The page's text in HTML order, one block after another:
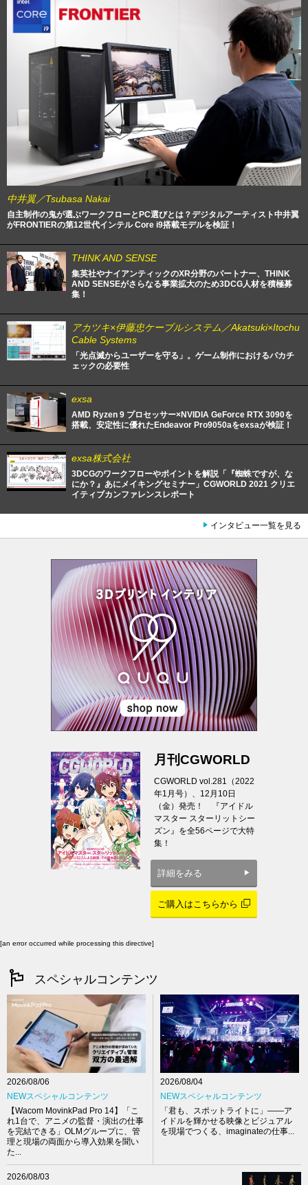
中井翼／Tsubasa Nakai
自主制作の鬼が選ぶワークフローとPC選びとは？デジタルアーティスト中井翼
がFRONTIERの第12世代インテル Core i9搭載モデルを検証！
THINK AND SENSE
集英社やナイアンティックのXR分野のパートナー、THINK
AND SENSEがさらなる事業拡大のため3DCG人材を積極募
集！
アカツキ×伊藤忠ケーブルシステム／Akatsuki×Itochu
Cable Systems
「光点滅からユーザーを守る」。ゲーム制作におけるパカチ
ェックの必要性
exsa
AMD Ryzen 9 プロセッサー×NVIDIA GeForce RTX 3090を
搭載、安定性に優れたEndeavor Pro9050aをexsaが検証！
exsa株式会社
3DCGのワークフローやポイントを解説「『蜘蛛ですが、な
にか？』あにメイキングセミナー」CGWORLD 2021 クリエ
イティブカンファレンスレポート
インタビュー一覧を見る
月刊CGWORLD
CGWORLD vol.281（2022
年1月号）、12月10日
（金）発売！ 『アイドル
マスター スターリットシー
ズン』を全56ページで大特
集！
詳細をみる
ご購入はこちらから
[an error occurred while processing this directive]
スペシャルコンテンツ
2026/08/06
NEWスペシャルコンテンツ
【Wacom MovinkPad Pro 14】「こ
れ1台で、アニメの監督・演出の仕事
を完結できる」OLMグループに、管
理と現場の両面から導入効果を聞い
た...
2026/08/04
NEWスペシャルコンテンツ
「君も、スポットライトに」――ア
イドルを輝かせる映像とビジュアル
を現場でつくる、imaginateの仕事...
2026/08/03